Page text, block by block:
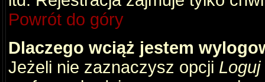
Powrót do góry
Dlaczego wciąż jestem
Jeżeli nie zaznaczysz opcji